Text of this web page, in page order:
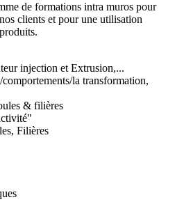
de formations intra muros pour
clients et pour une utilisation
injection et Extrusion,...
la transformation,
& filières
Filières